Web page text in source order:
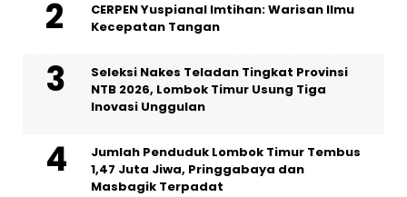
CERPEN Yuspianal Imtihan: Warisan Ilmu
Kecepatan Tangan
Seleksi Nakes Teladan Tingkat Provinsi
NTB 2026, Lombok Timur Usung Tiga
Inovasi Unggulan
Jumlah Penduduk Lombok Timur Tembus
1,47 Juta Jiwa, Pringgabaya dan
Masbagik Terpadat